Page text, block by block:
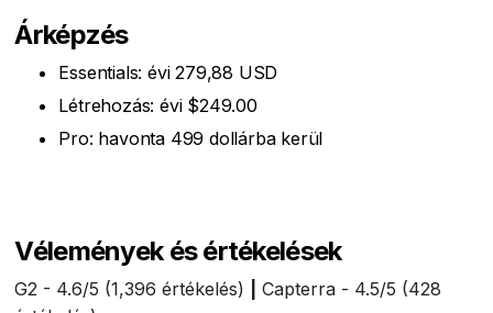
Árképzés
Essentials: évi 279,88 USD
Létrehozás: évi $249.00
Pro: havonta 499 dollárba kerül
Vélemények és értékelések
G2 - 4.6/5 (1,396 értékelés)
Capterra - 4.5/5 (428